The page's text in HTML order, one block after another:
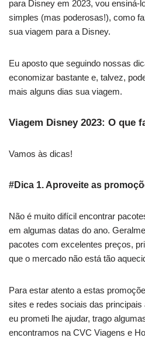
para Disney em 2023, vou ensiná-
simples (mas poderosas!), como
sua viagem para a Disney.
Eu aposto que seguindo nossas
economizar bastante e, talvez,
mais alguns dias sua viagem.
Viagem Disney 2023: O que
Vamos às dicas!
#Dica 1. Aproveite as
Não é muito difícil encontrar
em algumas datas do ano.
pacotes com excelentes preços,
que o mercado não está tão
Para estar atento a estas
sites e redes sociais das
eu prometi lhe ajudar, trago
encontramos na CVC Viagens e